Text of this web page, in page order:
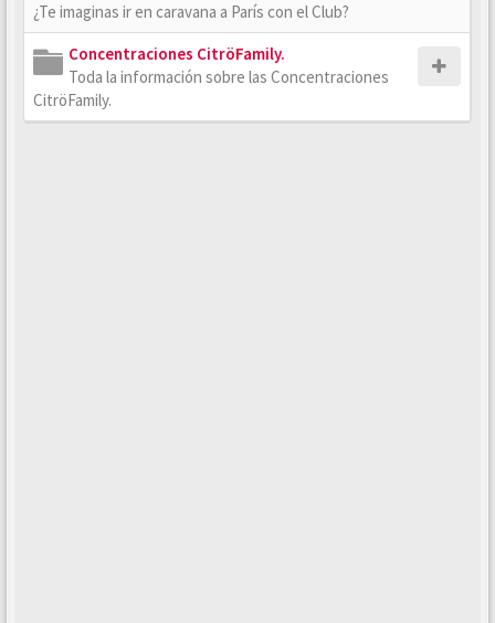
¿Te imaginas ir en caravana a París con el Club?
Concentraciones CitröFamily.
Toda la información sobre las Concentraciones
CitröFamily.